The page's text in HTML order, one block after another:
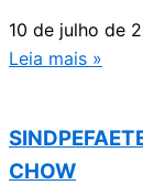
10 de julho de
Leia mais »
CHOW